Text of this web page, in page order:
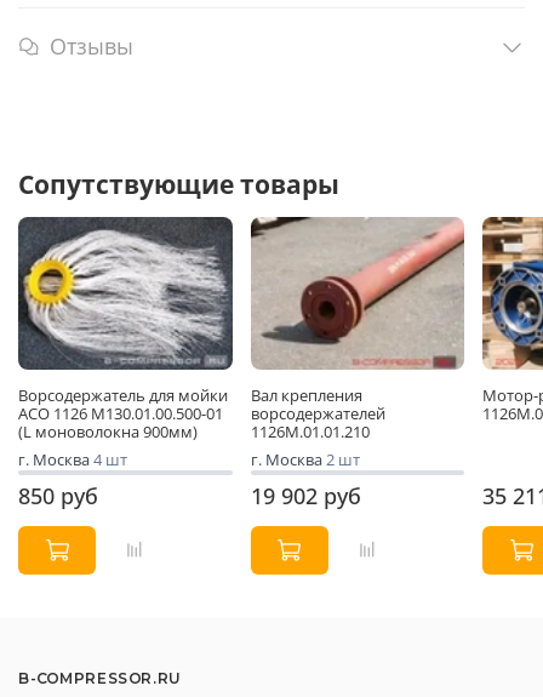
Отзывы
Сопутствующие товары
Ворсодержатель для мойки
АСО 1126 М130.01.00.500-01
(L моноволокна 900мм)
г. Москва4 шт
850 руб
Вал крепления
ворсодержателей
1126М.01.01.210
г. Москва2 шт
19 902 руб
Мотор-
35
B-COMPRESSOR.RU